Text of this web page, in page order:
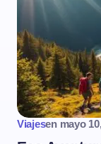
Viajesen mayo